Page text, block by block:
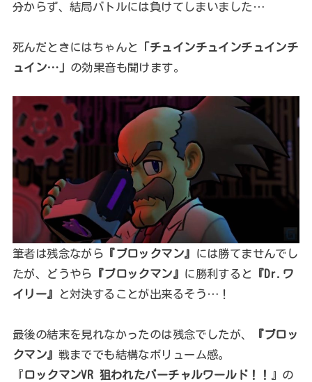
分からず、結局バトルには負けてしまいました…
死んだときにはちゃんと
「チュインチュインチュインチ
ュイン…」 の効果音も聞けます。
筆者は残念ながら 『ブロックマン』
には勝てませんでし
たが、どうやら
『ブロックマン』 に勝利すると
『Dr.ワ
イリー』
と対決することが出来るそう…！
最後の結末を見れなかったのは残念でしたが、
『ブロッ
クマン』 戦まででも結構なボリューム感。
『ロックマンVR 狙われたバーチャルワールド！！
』の